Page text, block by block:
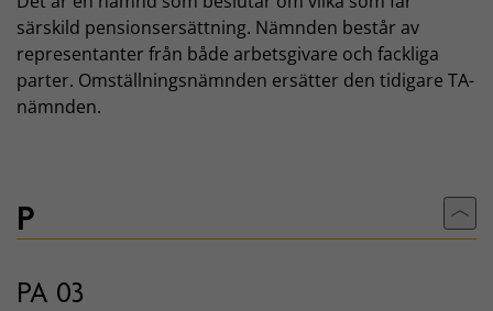
särskild pensionsersättning. Nämnden består av
representanter från både arbetsgivare och fackliga
parter. Omställningsnämnden ersätter den tidigare TA-
nämnden.
P Till
PA 03